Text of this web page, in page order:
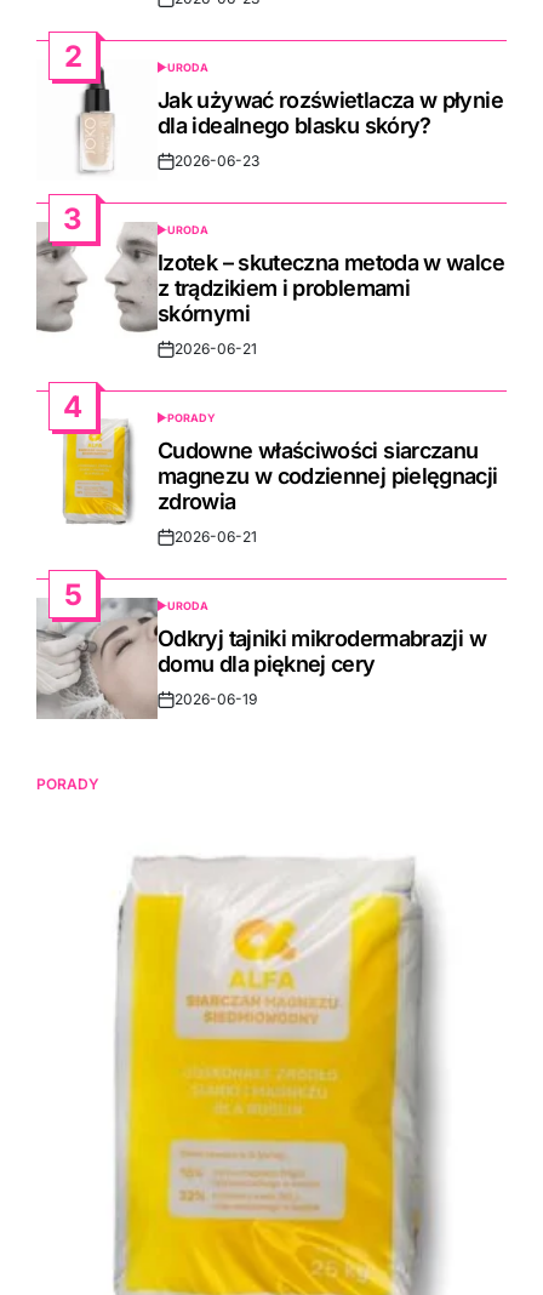
Post
2
POSTED
IN
URODA
Jak używać rozświetlacza w płynie
dla idealnego blasku skóry?
Post2026-06-23
3
POSTED
IN
URODA
Izotek – skuteczna metoda w walce
z trądzikiem i problemami
skórnymi
Post2026-06-21
4
POSTED
IN
PORADY
Cudowne właściwości siarczanu
magnezu w codziennej pielęgnacji
zdrowia
Post2026-06-21
5
POSTED
IN
URODA
Odkryj tajniki mikrodermabrazji w
domu dla pięknej cery
Post2026-06-19
PORADY